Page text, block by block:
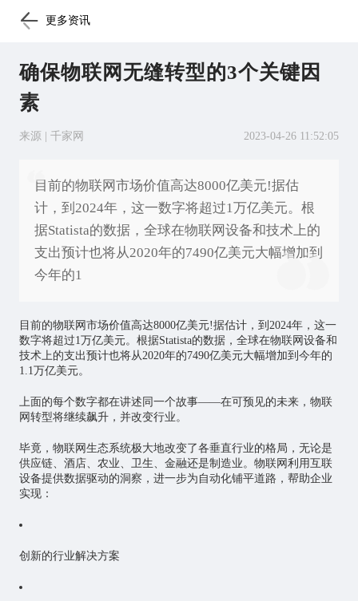
更多资讯
确保物联网无缝转型的3个关键因
素
来源 | 千家网 2023-04-26 11:52:05
目前的物联网市场价值高达8000亿美元!据估
计，到2024年，这一数字将超过1万亿美元。根
据Statista的数据，全球在物联网设备和技术上的
支出预计也将从2020年的7490亿美元大幅增加到
今年的1
目前的物联网 市场价值高达8000亿美元!据估计，到2024年，这一
数字将超过1万亿美元。根据Statista的数据，全球在物联网设备和
技术上的支出预计也将从2020年的7490亿美元大幅增加到今年的
1.1万亿美元。
上面的每个数字都在讲述同一个故事——在可预见的未来，物联
网转型将继续飙升，并改变行业。
毕竟，物联网生态系统极大地改变了各垂直行业的格局，无论是
供应链、酒店、农业、卫生、金融还是制造业。物联网利用互联
设备提供数据驱动的洞察，进一步为自动化铺平道路，帮助企业
实现：
创新的行业解决方案